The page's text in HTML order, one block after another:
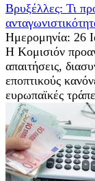
Βρυξέλλες: Τι
Ημερομηνία: 26
Η Κομισιόν
απαιτήσεις,
εποπτικούς
ευρωπαϊκές